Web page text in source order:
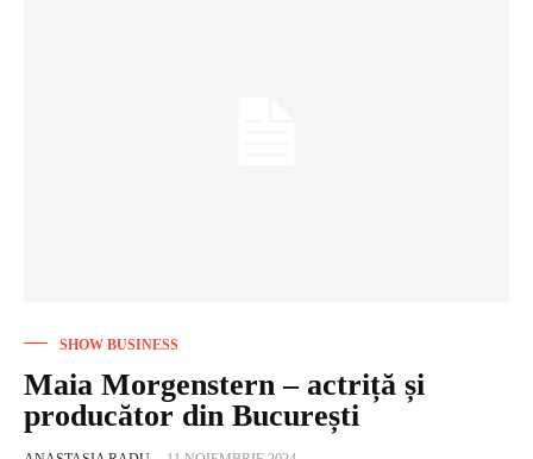
SHOW BUSINESS
Maia Morgenstern – actriță și
producător din București